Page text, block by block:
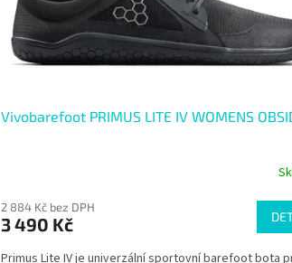
Vivobarefoot PRIMUS LITE IV WOMENS
2 884 Kč bez DPH
3 490 Kč
Primus Lite IV je univerzální sportovní barefoot bota